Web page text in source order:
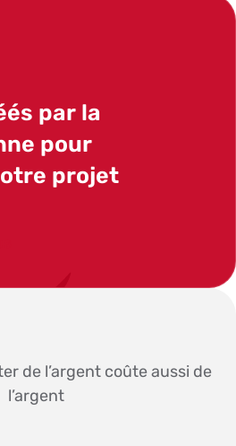
par la
pour
projet
de l’argent coûte aussi de
l’argent